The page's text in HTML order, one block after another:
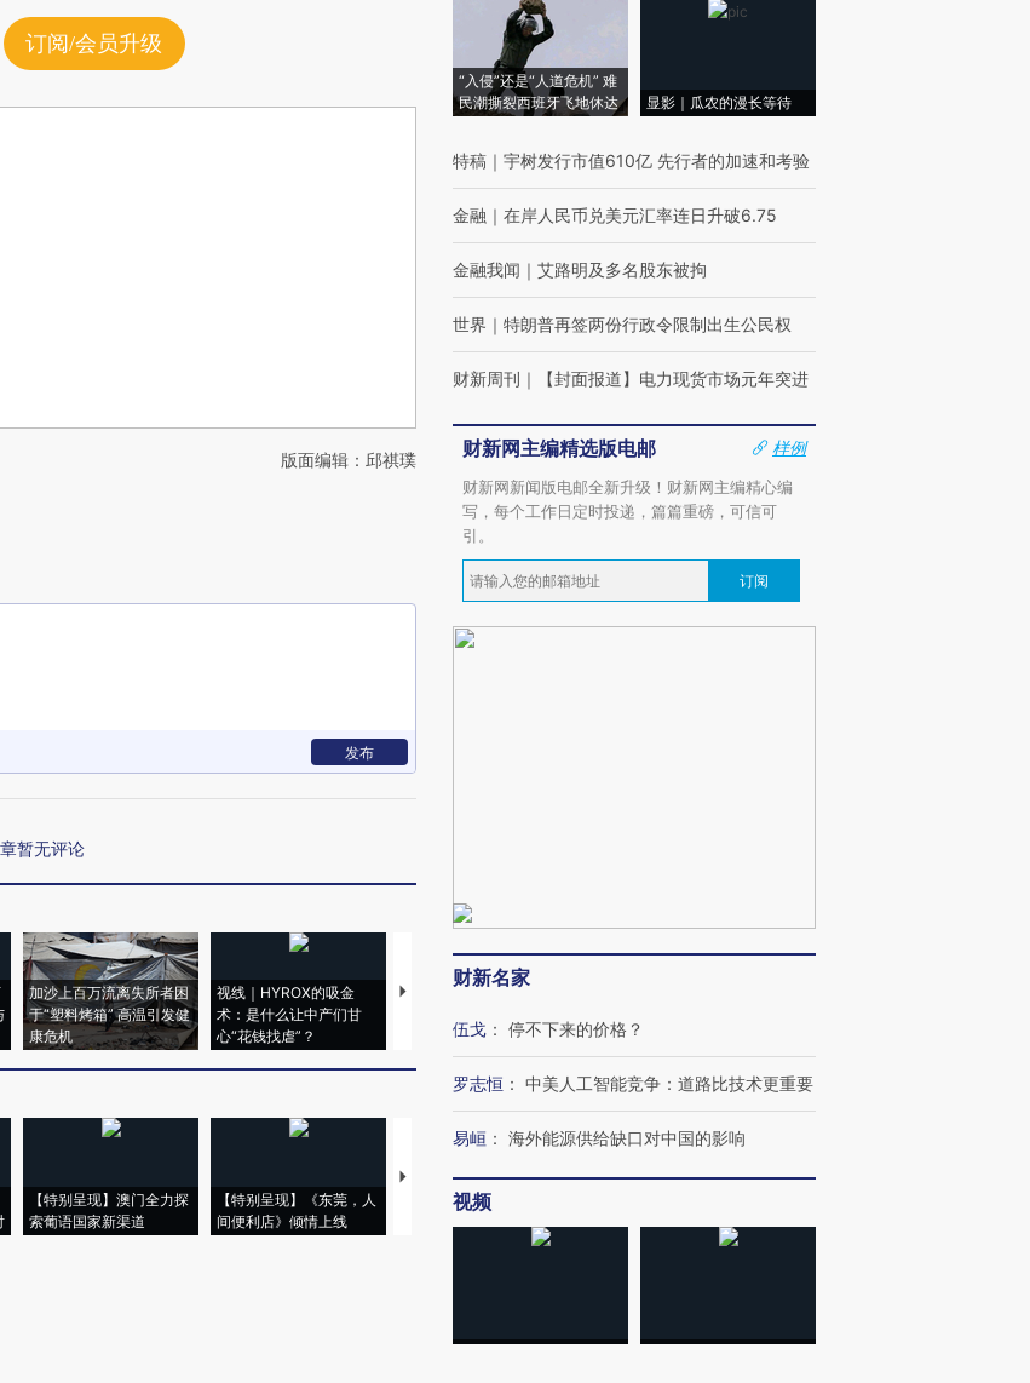
订阅/会员升级
版面编辑：邱祺璞
发布
暂无评论
加沙上百万流离失所者困
于“塑料烤箱” 高温引发健
康危机
视线｜HYROX的吸金
术：是什么让中产们甘
心“花钱找虐”？
马航飞行员跨国走私7万
育部长拱下台
【特别呈现】澳门全力探
索葡语国家新渠道
【特别呈现】《东莞，人
间便利店》倾情上线
【推广】走进第四届链博
会，让数智科技“链”接产
【商旅对话】华住集团
“入侵”还是“人道危机” 难
民潮撕裂西班牙飞地休达
显影｜瓜农的漫长等待
特稿 ｜ 宇树发行市值610亿 先行者的加速和考验
金融 ｜ 在岸人民币兑美元汇率连日升破6.75
金融我闻 ｜ 艾路明及多名股东被拘
世界 ｜ 特朗普再签两份行政令限制出生公民权
财新周刊 ｜ 【封面报道】电力现货市场元年突进
财新网主编精选版电邮
样例
财新网新闻版电邮全新升级！财新网主编精心编
写，每个工作日定时投递，篇篇重磅，可信可
引。
订阅
财新名家
伍戈 ： 停不下来的价格？
罗志恒 ： 中美人工智能竞争：道路比技术更重要
易峘 ： 海外能源供给缺口对中国的影响
视频